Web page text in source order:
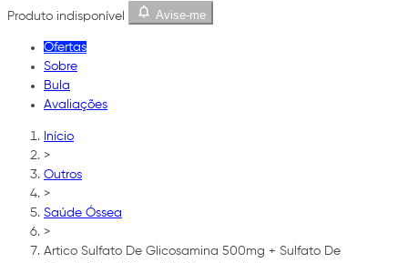
Produto indisponível
Avise-me
Ofertas
Sobre
Bula
Avaliações
Início
>
Outros
>
Saúde Óssea
>
Artico Sulfato De Glicosamina 500mg + Sulfato De